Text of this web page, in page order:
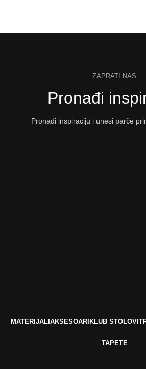
ZAPRATI NAS
Pronađi
Pronađi inspiraciju i unesi parče
MATERIJALI AKSESOARI KLUB STOLOVI
TAPETE